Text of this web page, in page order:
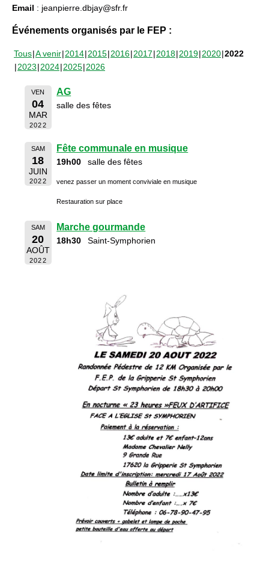
Email : jeanpierre.dbjay@sfr.fr
Événements organisés par le FEP :
Tous A venir 2014 2015 2016 2017 2018 2019 2020 2022
2023 2024 2025 2026
VEN
04
MAR
2022
AG
salle des fêtes
SAM
18
JUIN
2022
Fête communale en musique
19h00 salle des fêtes
venez passer un moment conviviale en musique
Restauration sur place
SAM
20
AOÛT
2022
Marche gourmande
18h30 Saint-Symphorien